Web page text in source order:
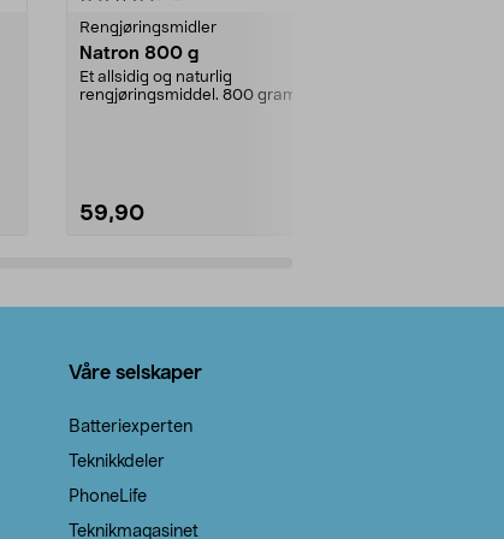
Rengjøringsmidler
Natron 800 g
Et allsidig og naturlig
rengjøringsmiddel. 800 gram
59,90
Våre selskaper
Batteriexperten
Teknikkdeler
PhoneLife
Teknikmagasinet